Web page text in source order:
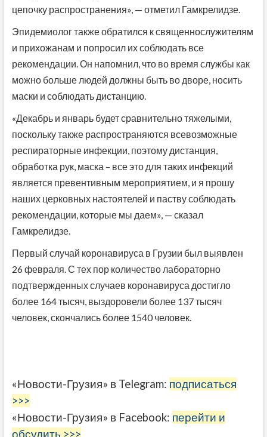
цепочку распространения», — отметил Гамкрелидзе.
Эпидемиолог также обратился к священнослужителям
и прихожанам и попросил их соблюдать все
рекомендации. Он напомнил, что во время службы как
можно больше людей должны быть во дворе, носить
маски и соблюдать дистанцию.
«Декабрь и январь будет сравнительно тяжелыми,
поскольку также распространяются всевозможные
респираторные инфекции, поэтому дистанция,
обработка рук, маска – все это для таких инфекций
является превентивным мероприятием, и я прошу
наших церковных настоятелей и паству соблюдать
рекомендации, которые мы даем», — сказал
Гамкрелидзе.
Первый случай коронавируса в Грузии был выявлен
26 февраля. С тех пор количество лабораторно
подтвержденных случаев коронавируса достигло
более 164 тысяч, выздоровели более 137 тысяч
человек, скончались более 1540 человек.
«Новости-Грузия» в Telegram: подписаться
>>>
«Новости-Грузия» в Facebook: перейти и
обсудить >>>